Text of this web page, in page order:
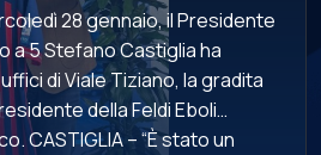
28 gennaio, il Presidente
a 5 Stefano Castiglia ha
di Viale Tiziano, la gradita
della Feldi Eboli
CASTIGLIA – “È stato un